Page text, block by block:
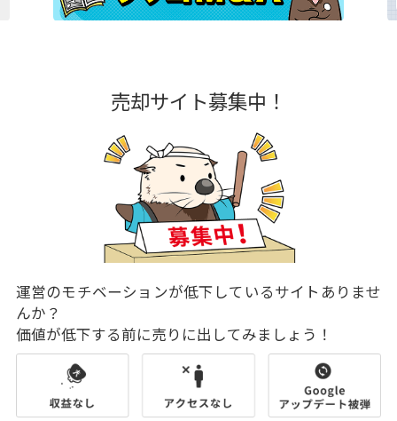
売却サイト募集中！
運営のモチベーションが低下しているサイトありませ
んか？
価値が低下する前に売りに出してみましょう！